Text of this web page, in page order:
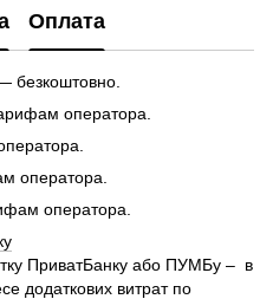
Оплата
безкоштовно.
оператора.
оператора.
оператора.
ПриватБанку або ПУМБу – в
додаткових витрат по